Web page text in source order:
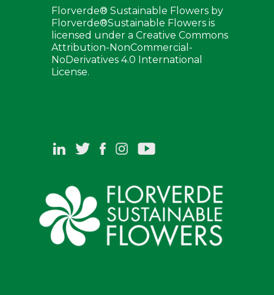
Florverde® Sustainable Flowers by
Florverde®Sustainable Flowers is
licensed under a Creative Commons
Attribution-NonCommercial-
NoDerivatives 4.0 International
License.